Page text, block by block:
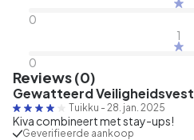
0
1
0
Reviews (0)
Gewatteerd Veiligheidsvest
Tuikku - 28. jan. 2025
Kiva combineert met stay-ups!
Geverifieerde aankoop